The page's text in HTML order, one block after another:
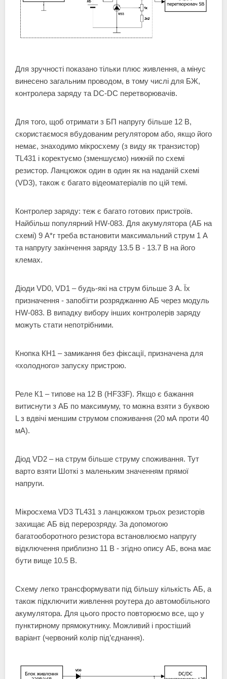
Для зручності показано тільки плюс живлення, а мінус
винесено загальним проводом, в тому числі для БЖ,
контролера заряду та DC-DC перетворювачів.
Для того, щоб отримати з БП напругу більше 12 В,
скористаємося вбудованим регулятором або, якщо його
немає, знаходимо мікросхему (з виду як транзистор)
TL431 і коректуємо (зменшуємо) нижній по схемі
резистор. Ланцюжок один в один як на наданій схемі
(VD3), також є багато відеоматеріалів по цій темі.
Контролер заряду: теж є багато готових пристроїв.
Найбільш популярний HW-083. Для акумулятора (АБ на
схемі) 9 А*г треба встановити максимальний струм 1 А
та напругу закінчення заряду 13.5 В - 13.7 В на його
клемах.
Діоди VD0, VD1 – будь-які на струм більше 3 А. Їх
призначення - запобігти розряджанню АБ через модуль
HW-083. В випадку вибору інших контролерів заряду
можуть стати непотрібними.
Кнопка КН1 – замикання без фіксації, призначена для
«холодного» запуску пристрою.
Реле К1 – типове на 12 В (HF33F). Якщо є бажання
витиснути з АБ по максимуму, то можна взяти з буквою
L з вдвічі меншим струмом споживання (20 мА проти 40
мА).
Діод VD2 – на струм більше струму споживання. Тут
варто взяти Шоткі з маленьким значенням прямої
напруги.
Мікросхема VD3 TL431 з ланцюжком трьох резисторів
захищає АБ від перерозряду. За допомогою
багатооборотного резистора встановлюємо напругу
відключення приблизно 11 В - згідно опису АБ, вона має
бути вище 10.5 В.
Схему легко трансформувати під більшу кількість АБ, а
також підключити живлення роутера до автомобільного
акумулятора. Для цього просто повторюємо все, що у
пунктирному прямокутнику. Можливий і простіший
варіант (червоний колір під’єднання).